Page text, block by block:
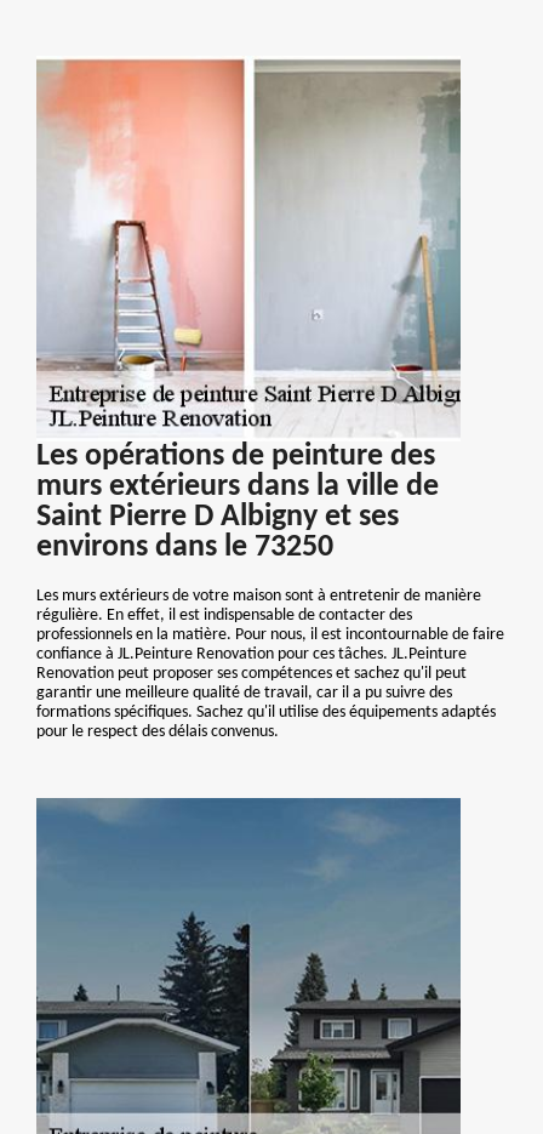
Les opérations de peinture des
murs extérieurs dans la ville de
Saint Pierre D Albigny et ses
environs dans le 73250
Les murs extérieurs de votre maison sont à entretenir de manière
régulière. En effet, il est indispensable de contacter des
professionnels en la matière. Pour nous, il est incontournable de faire
confiance à JL.Peinture Renovation pour ces tâches. JL.Peinture
Renovation peut proposer ses compétences et sachez qu'il peut
garantir une meilleure qualité de travail, car il a pu suivre des
formations spécifiques. Sachez qu'il utilise des équipements adaptés
pour le respect des délais convenus.